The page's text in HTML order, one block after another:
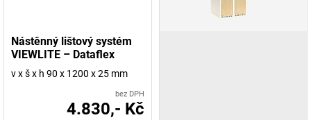
Nástěnný lištový systém
VIEWLITE – Dataflex
v x š x h 90 x 1200 x 25 mm
bez DPH
4.830,- Kč